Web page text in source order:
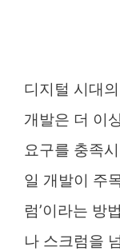
디지털 시대
개발은 더 이
요구를 충족
일 개발이 주
럼’이라는 방
나 스크럼을